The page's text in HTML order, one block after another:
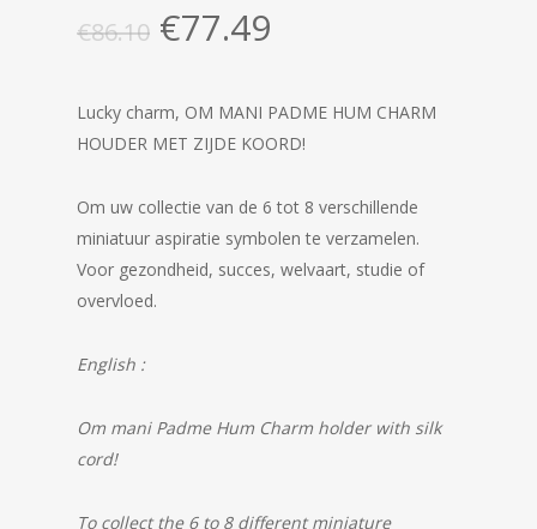
€86.10 Oorspronkelijke
was:
€86.10.
€77.49
is:
€77.49.
Lucky charm, OM MANI PADME HUM CHARM
HOUDER MET ZIJDE KOORD!
Om uw collectie van de 6 tot 8 verschillende
miniatuur aspiratie symbolen te verzamelen.
Voor gezondheid, succes, welvaart, studie of
overvloed.
English :
Om mani Padme Hum Charm holder with silk
cord!
To collect the 6 to 8 different miniature